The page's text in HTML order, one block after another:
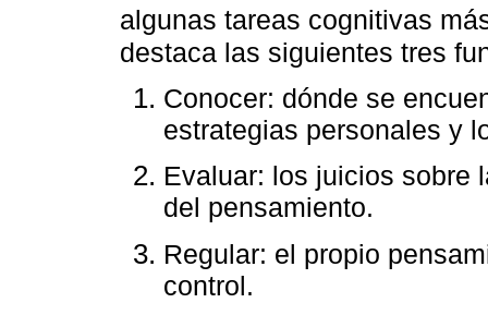
algunas tareas cognitivas
destaca las siguientes tres
Conocer: dónde se
estrategias personales y
Evaluar: los juicios sobre
del pensamiento.
Regular: el propio
control.